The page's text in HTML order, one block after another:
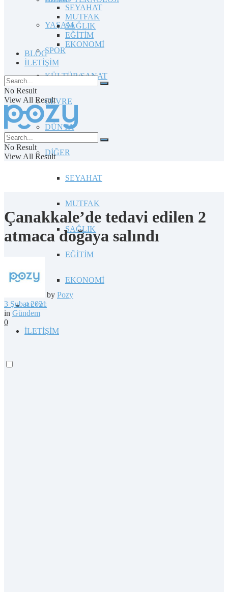
YAŞAM
SPOR
KÜLTÜR/SANAT
ÇEVRE
DÜNYA
DİĞER
SEYAHAT
MUTFAK
SAĞLIK
EĞİTİM
EKONOMİ
BLOG
İLETİŞİM
SEYAHAT
MUTFAK
SAĞLIK
EĞİTİM
EKONOMİ
BLOG
İLETİŞİM
No Result
View All Result
No Result
View All Result
Çanakkale’de tedavi edilen 2
atmaca doğaya salındı
by Pozy
3 Şubat 2021
in Gündem
0